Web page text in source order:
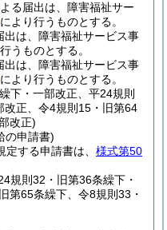
る届出は、障害福祉サー
により行うものとする。
は、障害福祉サービス事
うものとする。
は、障害福祉サービス事
により行うものとする。
下・一部改正、平24規則
正、令4規則15・旧第64
改正)
の申請書)
する申請書は、 様式第50
規則32・旧第36条繰下・
第65条繰下、令8規則33・